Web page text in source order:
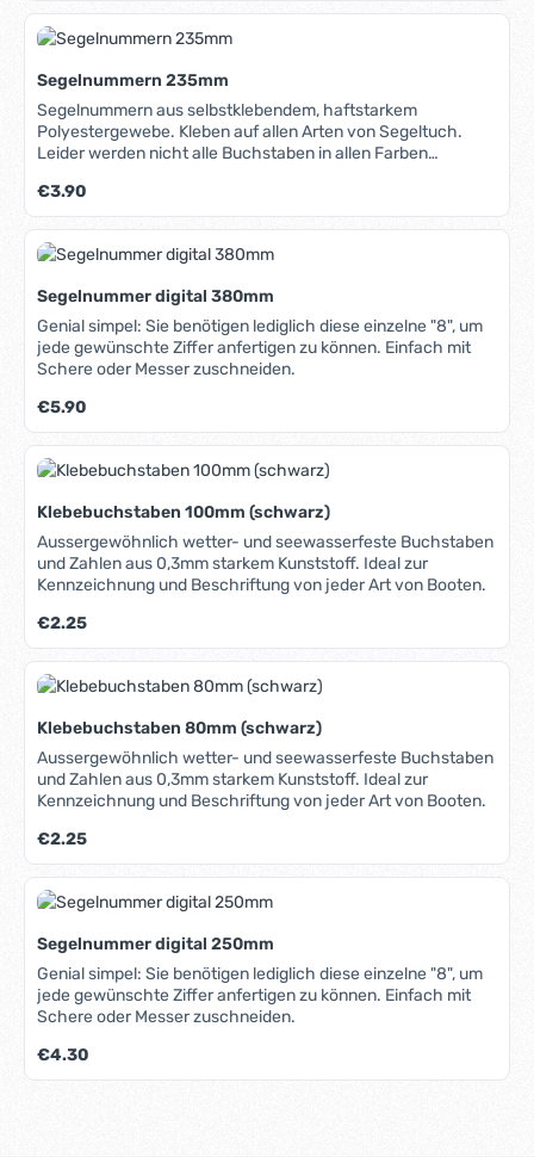
Segelnummern 235mm
Segelnummern aus selbstklebendem, haftstarkem
Polyestergewebe. Kleben auf allen Arten von Segeltuch.
Leider werden nicht alle Buchstaben in allen Farben
dem Auswahlfenster.
Regulärer Preis:
€3.90
Segelnummer digital 380mm
Genial simpel: Sie benötigen lediglich diese einzelne "8", um
jede gewünschte Ziffer anfertigen zu können. Einfach mit
Schere oder Messer zuschneiden.
Regulärer Preis:
€5.90
Klebebuchstaben 100mm (schwarz)
Aussergewöhnlich wetter- und seewasserfeste Buchstaben
und Zahlen aus 0,3mm starkem Kunststoff. Ideal zur
Kennzeichnung und Beschriftung von jeder Art von Booten.
Regulärer Preis:
€2.25
Klebebuchstaben 80mm (schwarz)
Aussergewöhnlich wetter- und seewasserfeste Buchstaben
und Zahlen aus 0,3mm starkem Kunststoff. Ideal zur
Kennzeichnung und Beschriftung von jeder Art von Booten.
Regulärer Preis:
€2.25
Segelnummer digital 250mm
Genial simpel: Sie benötigen lediglich diese einzelne "8", um
jede gewünschte Ziffer anfertigen zu können. Einfach mit
Schere oder Messer zuschneiden.
Regulärer Preis:
€4.30